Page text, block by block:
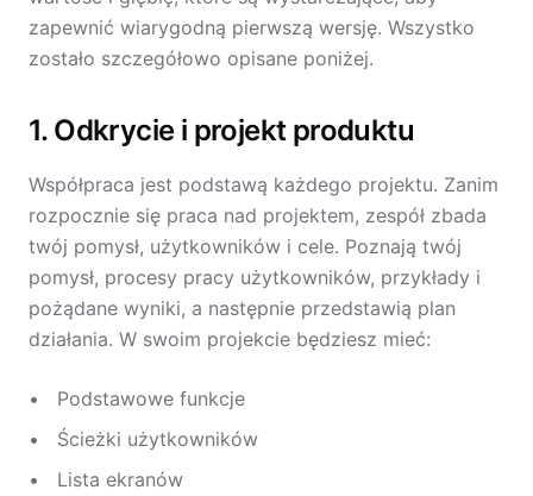
zapewnić wiarygodną pierwszą wersję. Wszystko
zostało szczegółowo opisane poniżej.
1. Odkrycie i projekt produktu
Współpraca jest podstawą każdego projektu. Zanim
rozpocznie się praca nad projektem, zespół zbada
twój pomysł, użytkowników i cele. Poznają twój
pomysł, procesy pracy użytkowników, przykłady i
pożądane wyniki, a następnie przedstawią plan
działania. W swoim projekcie będziesz mieć:
Podstawowe funkcje
Ścieżki użytkowników
Lista ekranów